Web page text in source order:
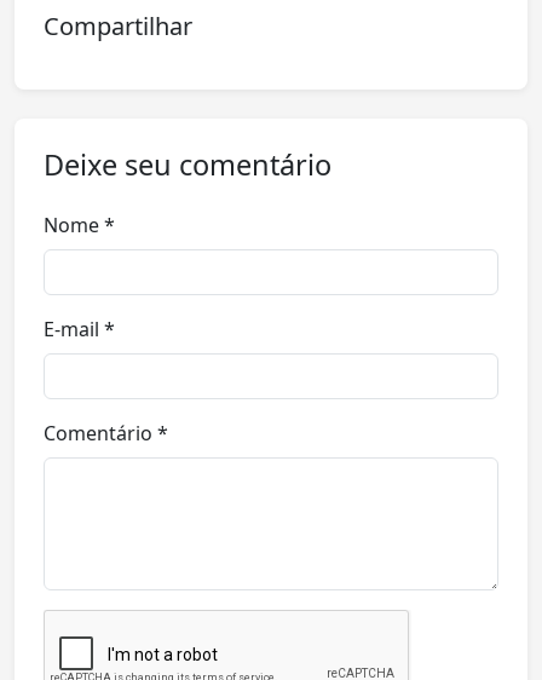
Compartilhar
Deixe seu comentário
Nome *
E-mail *
Comentário *